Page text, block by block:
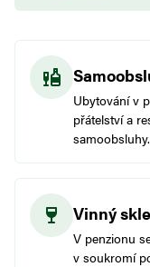
Ubytování v
přátelství a
samoobsluhy.
Vinný
V penzionu
v soukromí